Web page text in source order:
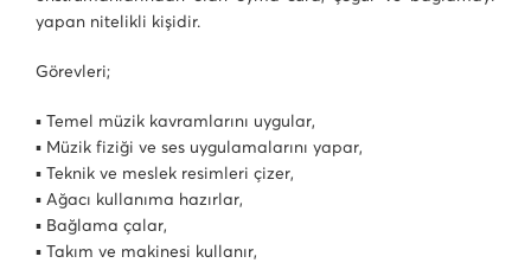
yapan nitelikli kişidir.
Görevleri;
▪ Temel müzik kavramlarını uygular,
▪ Müzik fiziği ve ses uygulamalarını yapar,
▪ Teknik ve meslek resimleri çizer,
▪ Ağacı kullanıma hazırlar,
▪ Bağlama çalar,
▪ Takım ve makinesi kullanır,